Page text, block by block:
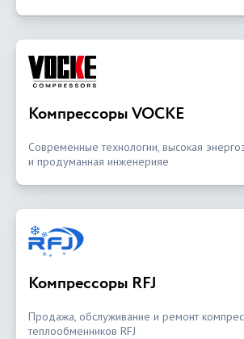
Компрессоры VOCKE
Современные технологии, высокая
и продуманная инженерияе
Компрессоры RFJ
Продажа, обслуживание и ремонт
теплообменников RFJ